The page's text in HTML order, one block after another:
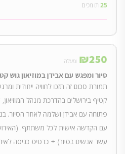
25 תומכים
₪250 ומעלה
סיור ומפגש עם אבידן במוזיאון גוש
תמורת סכום זה תזכו לחוויה ייחודית
קטיף בירושלים בהדרכת מנהל
פתוחה עם אבידן ושלמה לאחר הסיור.
עם הקדשה אישית לכל משתתף.
עשר אנשים בסיור) + כרטיס כניסה